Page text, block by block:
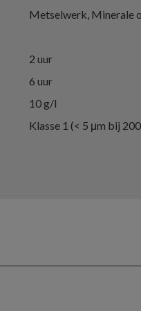
Metselwerk, Minerale
2 uur
6 uur
10 g/l
Klasse 1 (< 5 μm bij